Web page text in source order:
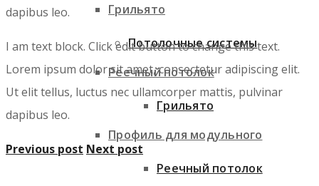
Грильято
Реечный потолок
Профиль для модульного
Потолочные системы
Грильято
Реечный потолок
dapibus leo.
I am text block. Click edit button to change this text.
Lorem ipsum dolor sit amet, consectetur adipiscing elit.
Ut elit tellus, luctus nec ullamcorper mattis, pulvinar
dapibus leo.
Previous post Next post